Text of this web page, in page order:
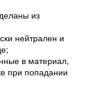
из
нейтрален и
в материал,
при попадании